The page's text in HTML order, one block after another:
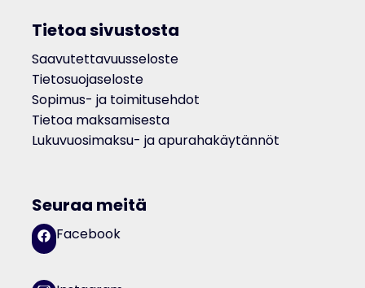
Tietoa sivustosta
Saavutettavuusseloste
Tietosuojaseloste
Sopimus- ja toimitusehdot
Tietoa maksamisesta
Lukuvuosimaksu- ja apurahakäytännöt
Seuraa meitä
Facebook